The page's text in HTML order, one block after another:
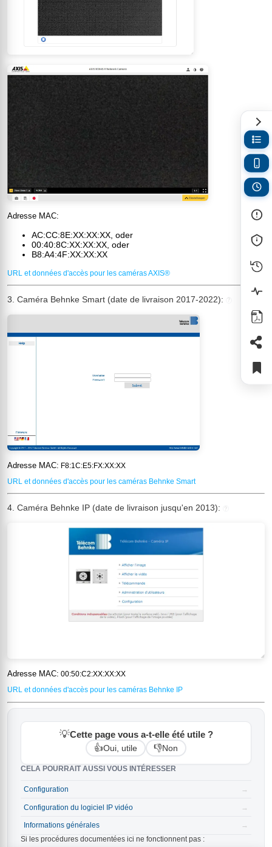
Adresse MAC:
AC:CC:8E:XX:XX:XX, oder
00:40:8C:XX:XX:XX, oder
B8:A4:4F:XX:XX:XX
URL et données d'accès pour les caméras AXIS®
3. Caméra Behnke Smart (date de livraison 2017-2022): ?
Adresse MAC: F8:1C:E5:FX:XX:XX
URL et données d'accès pour les caméras Behnke Smart
4. Caméra Behnke IP (date de livraison jusqu'en 2013):
Adresse MAC: 00:50:C2:XX:XX:XX
URL et données d'accès pour les caméras Behnke IP
💡Cette page vous a-t-elle été utile ?
👍Oui, utile 👎Non
CELA POURRAIT AUSSI VOUS INTÉRESSER
Configuration →
Configuration du logiciel IP vidéo →
Informations générales
→
Si les procédures documentées ici ne fonctionnent pas :